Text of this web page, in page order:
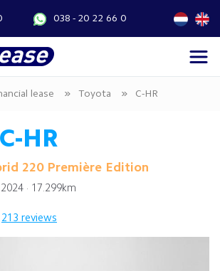
038 - 20 22 66 0
lease » Toyota » C-HR
HR
220 Première Edition
· 17.299km
213 reviews